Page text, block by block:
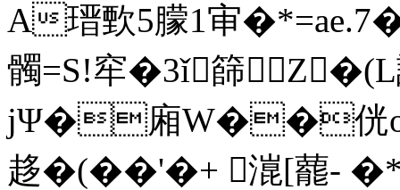
A瑨歅5朦1审
髑=S!窂�3ǐ篩Z�(L
jΨ�廂W��侊
趍�(��'�+ 潉[藣-